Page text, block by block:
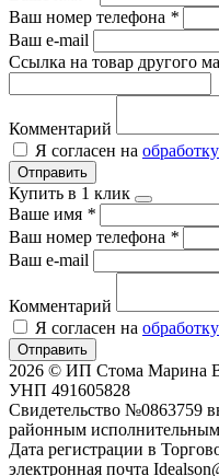
Ваш номер телефона *
Ваш e-mail
Ссылка на товар другого
Комментарий
Я согласен на
Отправить
Купить в 1 клик
Ваше имя *
Ваш номер телефона *
Ваш e-mail
Комментарий
Я согласен на
Отправить
2026 © ИП Стома Марина
УНП 491605828
Свидетельство №0863759
районным
Дата регистрации в
электронная почта